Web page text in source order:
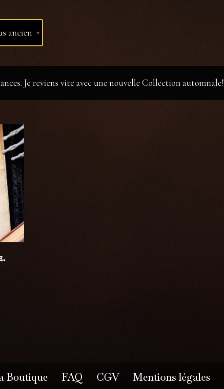
Je reviens vite avec une nouvelle Collection automnale!
Boutique FAQ CGV Mentions légales